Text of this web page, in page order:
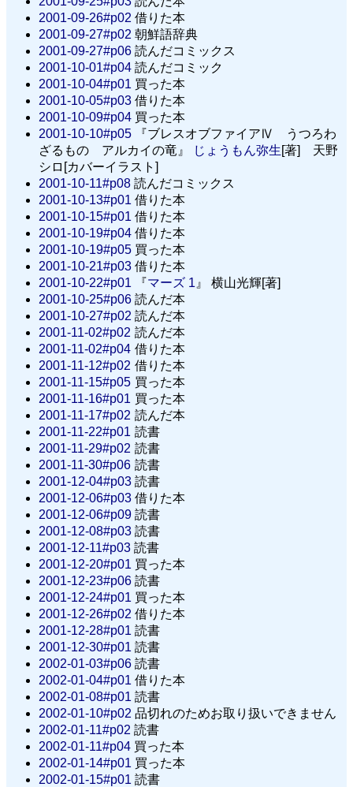
2001-09-26#p02 借りた本
2001-09-27#p02 朝鮮語辞典
2001-09-27#p06 読んだコミックス
2001-10-01#p04 読んだコミック
2001-10-04#p01 買った本
2001-10-05#p03 借りた本
2001-10-09#p04 買った本
2001-10-10#p05 『ブレスオブファイアⅣ うつろわ
ざるもの アルカイの竜』
じょうもん弥生[著] 天野
シロ[カバーイラスト]
2001-10-11#p08 読んだコミックス
2001-10-13#p01 借りた本
2001-10-15#p01 借りた本
2001-10-19#p04 借りた本
2001-10-19#p05 買った本
2001-10-21#p03 借りた本
2001-10-22#p01 『マーズ 1 』 横山光輝[著]
2001-10-25#p06 読んだ本
2001-10-27#p02 読んだ本
2001-11-02#p02 読んだ本
2001-11-02#p04 借りた本
2001-11-12#p02 借りた本
2001-11-15#p05 買った本
2001-11-16#p01 買った本
2001-11-17#p02 読んだ本
2001-11-22#p01 読書
2001-11-29#p02 読書
2001-11-30#p06 読書
2001-12-04#p03 読書
2001-12-06#p03 借りた本
2001-12-06#p09 読書
2001-12-08#p03 読書
2001-12-11#p03 読書
2001-12-20#p01 買った本
2001-12-23#p06 読書
2001-12-24#p01 買った本
2001-12-26#p02 借りた本
2001-12-28#p01 読書
2001-12-30#p01 読書
2002-01-03#p06 読書
2002-01-04#p01 借りた本
2002-01-08#p01 読書
2002-01-10#p02 品切れのためお取り扱いできません
2002-01-11#p02 読書
2002-01-11#p04 買った本
2002-01-14#p01 買った本
2002-01-15#p01 読書